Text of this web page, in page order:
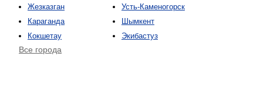
Жезказган
Караганда
Кокшетау
Усть-Каменогорск
Шымкент
Экибастуз
Все города